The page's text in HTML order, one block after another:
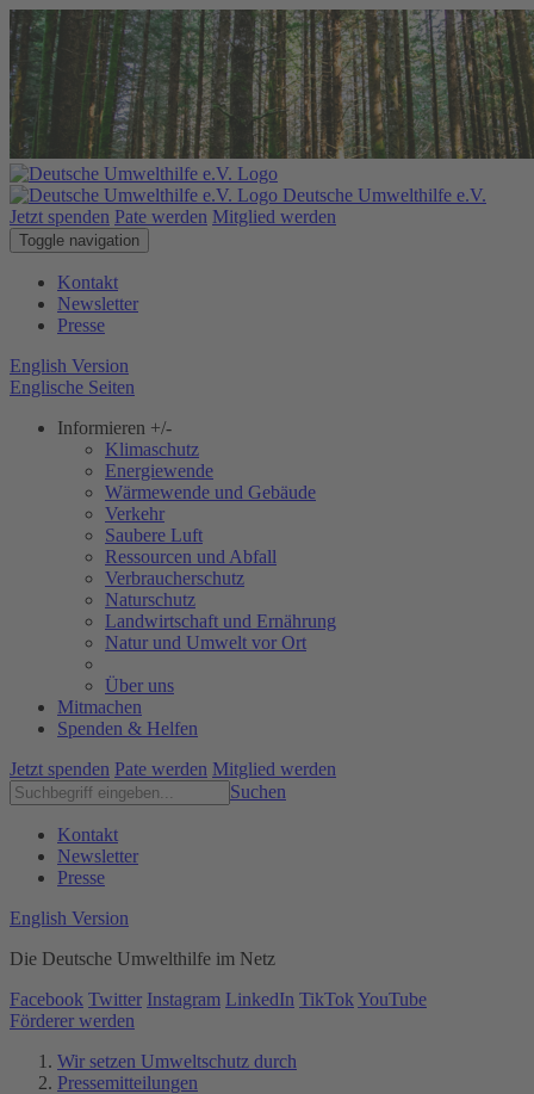
Deutsche Umwelthilfe e.V.
Jetzt spenden Pate werden Mitglied werden
Toggle navigation
Kontakt
Newsletter
Presse
English Version
Englische Seiten
Informieren +/-
Klimaschutz
Energiewende
Wärmewende und Gebäude
Verkehr
Saubere Luft
Ressourcen und Abfall
Verbraucherschutz
Naturschutz
Landwirtschaft und Ernährung
Natur und Umwelt vor Ort
Über uns
Mitmachen
Spenden & Helfen
Jetzt spenden Pate werden Mitglied werden
Suchen
Kontakt
Newsletter
Presse
English Version
Die Deutsche Umwelthilfe im Netz
Facebook Twitter Instagram LinkedIn TikTok YouTube
Förderer werden
Wir setzen Umweltschutz durch
Pressemitteilungen